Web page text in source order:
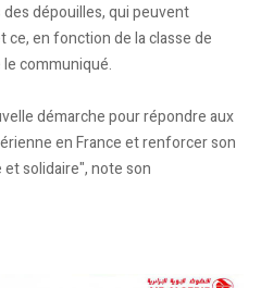
dépouilles, qui peuvent
ce, en fonction de la classe de
communiqué.
démarche pour répondre aux
en France et renforcer son
solidaire", note son